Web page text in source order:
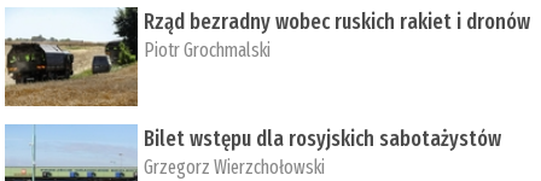
Rząd bezradny wobec ruskich rakiet i dronów
Piotr Grochmalski
Bilet wstępu dla rosyjskich sabotażystów
Grzegorz Wierzchołowski